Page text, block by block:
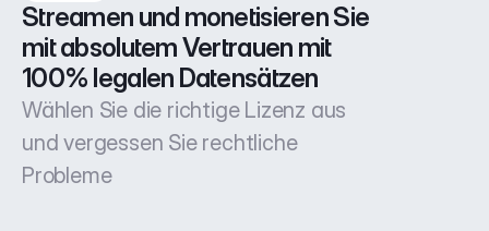
Streamen und monetisieren Sie
mit absolutem Vertrauen mit
100% legalen Datensätzen
Wählen Sie die richtige Lizenz aus
und vergessen Sie rechtliche
Probleme